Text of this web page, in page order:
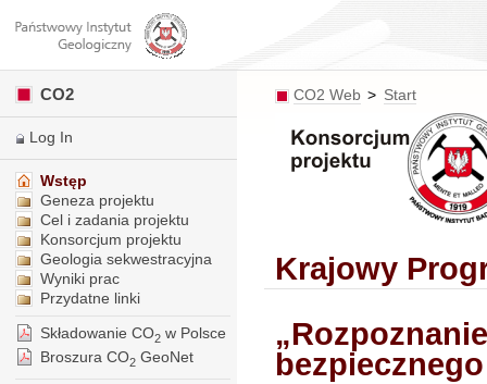
CO2 Web > Start
Krajowy
„
CO2
Log In
Wstęp
Geneza projektu
Cel i zadania projektu
Konsorcjum projektu
Geologia sekwestracyjna
Wyniki prac
Przydatne linki
Składowanie CO2w Polsce
Broszura CO2GeoNet